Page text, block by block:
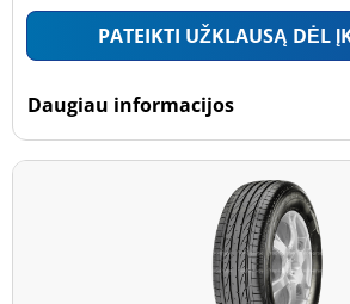
PATEIKTI UŽKLAUSĄ DĖL
Daugiau informacijos